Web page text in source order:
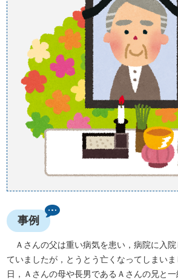
事例
Ａさんの父は重い病気を患い，病院に入院
ていましたが，とうとう亡くなってしまい
日，Ａさんの母や長男であるＡさんの兄と